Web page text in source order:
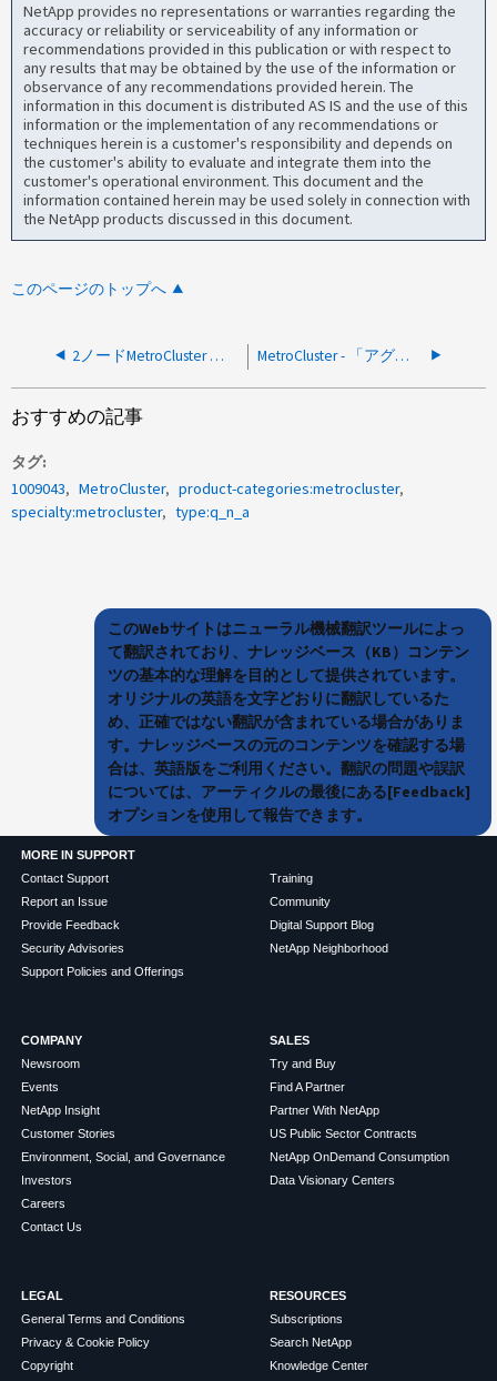
NetApp provides no representations or warranties regarding the
accuracy or reliability or serviceability of any information or
recommendations provided in this publication or with respect to
any results that may be obtained by the use of the information or
observance of any recommendations provided herein. The
information in this document is distributed AS IS and the use of this
information or the implementation of any recommendations or
techniques herein is a customer's responsibility and depends on
the customer's ability to evaluate and integrate them into the
customer's operational environment. This document and the
information contained herein may be used solely in connection with
the NetApp products discussed in this document.
このページのトップへ
2ノードMetroCluster ネゴシエートスイッチオーバーで拒否されたチェックがロックされている MetroCluster - 「アグリゲートの削除」が完了しませんでした。場所情報を削除できませんでした
おすすめの記事
タグ
1009043
MetroCluster
product-categories:metrocluster
specialty:metrocluster
type:q_n_a
このWebサイトはニューラル機械翻訳ツールによっ
て翻訳されており、ナレッジベース（KB）コンテン
ツの基本的な理解を目的として提供されています。
オリジナルの英語を文字どおりに翻訳しているた
め、正確ではない翻訳が含まれている場合がありま
す。ナレッジベースの元のコンテンツを確認する場
合は、英語版をご利用ください。翻訳の問題や誤訳
については、アーティクルの最後にある[Feedback]
オプションを使用して報告できます。
MORE IN SUPPORT
Contact Support
Report an Issue
Provide Feedback
Security Advisories
Support Policies and Offerings
Training
Community
Digital Support Blog
NetApp Neighborhood
COMPANY
Newsroom
Events
NetApp Insight
Customer Stories
Environment, Social, and Governance
Investors
Careers
Contact Us
SALES
Try and Buy
Find A Partner
Partner With NetApp
US Public Sector Contracts
NetApp OnDemand Consumption
Data Visionary Centers
LEGAL
General Terms and Conditions
Privacy & Cookie Policy
Copyright
RESOURCES
Subscriptions
Search NetApp
Knowledge Center